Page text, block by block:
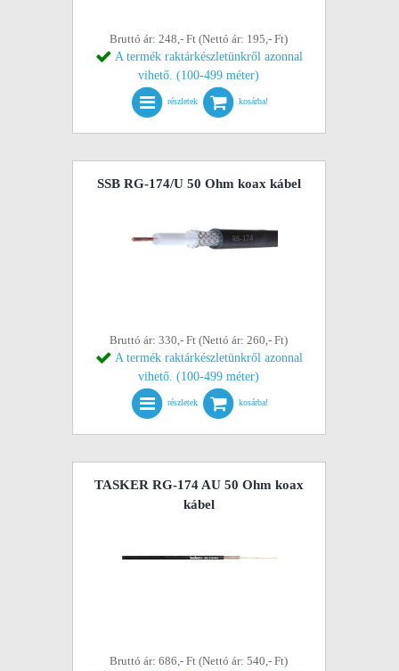
Bruttó ár: 248,- Ft (Nettó ár: 195,- Ft)
A termék raktárkészletünkről azonnal
vihető. (100-499 méter)
részletek kosárba!
SSB RG-174/U 50 Ohm koax kábel
Bruttó ár: 330,- Ft (Nettó ár: 260,- Ft)
A termék raktárkészletünkről azonnal
vihető. (100-499 méter)
részletek kosárba!
TASKER RG-174 AU 50 Ohm koax
kábel
Bruttó ár: 686,- Ft (Nettó ár: 540,- Ft)